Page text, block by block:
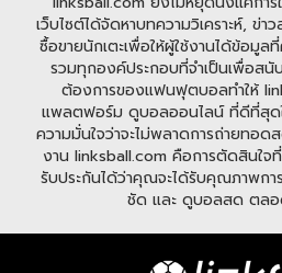
เว็บไซต์ได้จัดหาบทความวิเคราะห์, ข่
ซื้อขายนักเตะเพื่อให้ผู้ใช้งานได้ข้อมู
รวมทุกองค์ประกอบที่จำเป็นเพื่อสนั
ต้องการของแฟนฟุตบอลทำให้
แพลตฟอร์ม ดูบอลออนไลน์ ที่ดีที่สุด
ความมั่นใจว่าจะไม่พลาดการถ่ายทอด
งาน linksball.com คือการตัดสินใจ
รับประกันได้ว่าคุณจะได้รับคุณภาพก
ชัด และ ดูบอลสด ตลอ